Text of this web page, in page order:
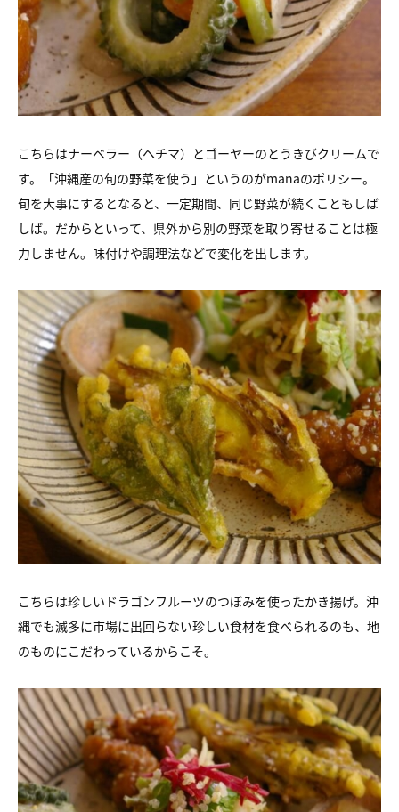
こちらはナーベラー（ヘチマ）とゴーヤーのとうきびクリームで
す。「沖縄産の旬の野菜を使う」というのがmanaのポリシー。
旬を大事にするとなると、一定期間、同じ野菜が続くこともしば
しば。だからといって、県外から別の野菜を取り寄せることは極
力しません。味付けや調理法などで変化を出します。
こちらは珍しいドラゴンフルーツのつぼみを使ったかき揚げ。沖
縄でも滅多に市場に出回らない珍しい食材を食べられるのも、地
のものにこだわっているからこそ。